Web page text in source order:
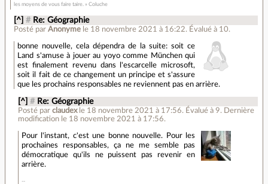
les moyens de vous faire taire. » Coluche
[^] # Re: Géographie
Posté parAnonyme le 18 novembre 2021 à 16:22. Évalué à 10.
bonne nouvelle, cela dépendra de la suite: soit ce
Land s'amuse à jouer au yoyo comme München qui
est finalement revenu dans l'escarcelle microsoft,
soit il fait de ce changement un principe et s'assure
que les prochains responsables ne reviennent pas en arrière.
[^] # Re: Géographie
Posté par claudex le 18 novembre 2021 à 17:56. Évalué à 9. Dernière
modification le 18 novembre 2021 à 17:56.
Pour l'instant, c'est une bonne nouvelle. Pour les
prochaines responsables, ça ne me semble pas
démocratique qu'ils ne puissent pas revenir en
arrière.